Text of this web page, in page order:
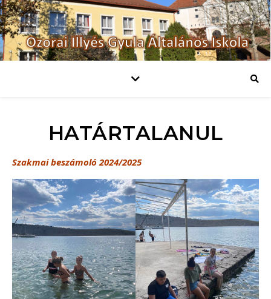
HATÁRTALANUL
Szakmai beszámoló 2024/2025